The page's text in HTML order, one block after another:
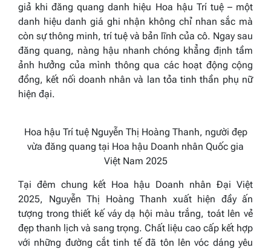
giả khi đăng quang danh hiệu Hoa hậu Trí tuệ – một
danh hiệu danh giá ghi nhận không chỉ nhan sắc mà
còn sự thông minh, trí tuệ và bản lĩnh của cô. Ngay sau
đăng quang, nàng hậu nhanh chóng khẳng định tầm
ảnh hưởng của mình thông qua các hoạt động cộng
đồng, kết nối doanh nhân và lan tỏa tinh thần phụ nữ
hiện đại.
Hoa hậu Trí tuệ Nguyễn Thị Hoàng Thanh, người đẹp
vừa đăng quang tại Hoa hậu Doanh nhân Quốc gia
Việt Nam 2025
Tại đêm chung kết Hoa hậu Doanh nhân Đại Việt
2025, Nguyễn Thị Hoàng Thanh xuất hiện đầy ấn
tượng trong thiết kế váy dạ hội màu trắng, toát lên vẻ
đẹp thanh lịch và sang trọng. Chất liệu cao cấp kết hợp
với những đường cắt tinh tế đã tôn lên vóc dáng yêu